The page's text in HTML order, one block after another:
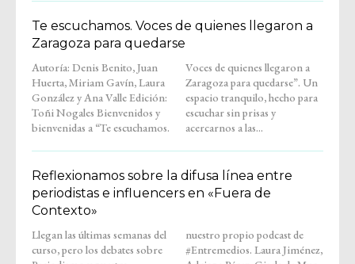
Te escuchamos. Voces de quienes llegaron a
Zaragoza para quedarse
Autoría: Denis Benito, Juan
Huerta, Miriam Gavín, Laura
González y Ana Valle Edición:
Toñi Nogales Bienvenidos y
bienvenidas a “Te escuchamos.
Voces de quienes llegaron a
Zaragoza para quedarse”. Un
espacio tranquilo, hecho para
escuchar sin prisas y
acercarnos a las...
Reflexionamos sobre la difusa línea entre
periodistas e influencers en «Fuera de
Contexto»
Llegan las últimas semanas del
curso, pero los debates sobre
nuestro propio podcast de
#Entremedios. Laura Jiménez,